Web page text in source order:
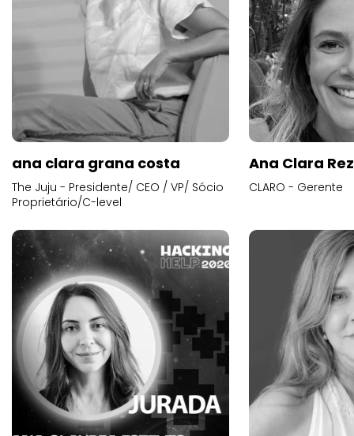
ana clara grana costa
The Juju - Presidente/ CEO / VP/ Sócio
Proprietário/C-level
Ana Clara
CLARO - Gerente